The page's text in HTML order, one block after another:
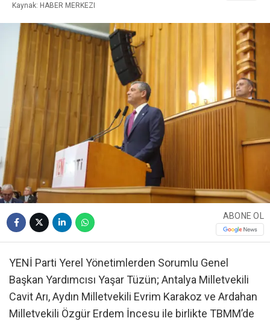
Kaynak: HABER MERKEZI
ABONE OL
YENİ Parti Yerel Yönetimlerden Sorumlu Genel
Başkan Yardımcısı Yaşar Tüzün; Antalya Milletvekili
Cavit Arı, Aydın Milletvekili Evrim Karakoz ve Ardahan
Milletvekili Özgür Erdem İncesu ile birlikte TBMM’de